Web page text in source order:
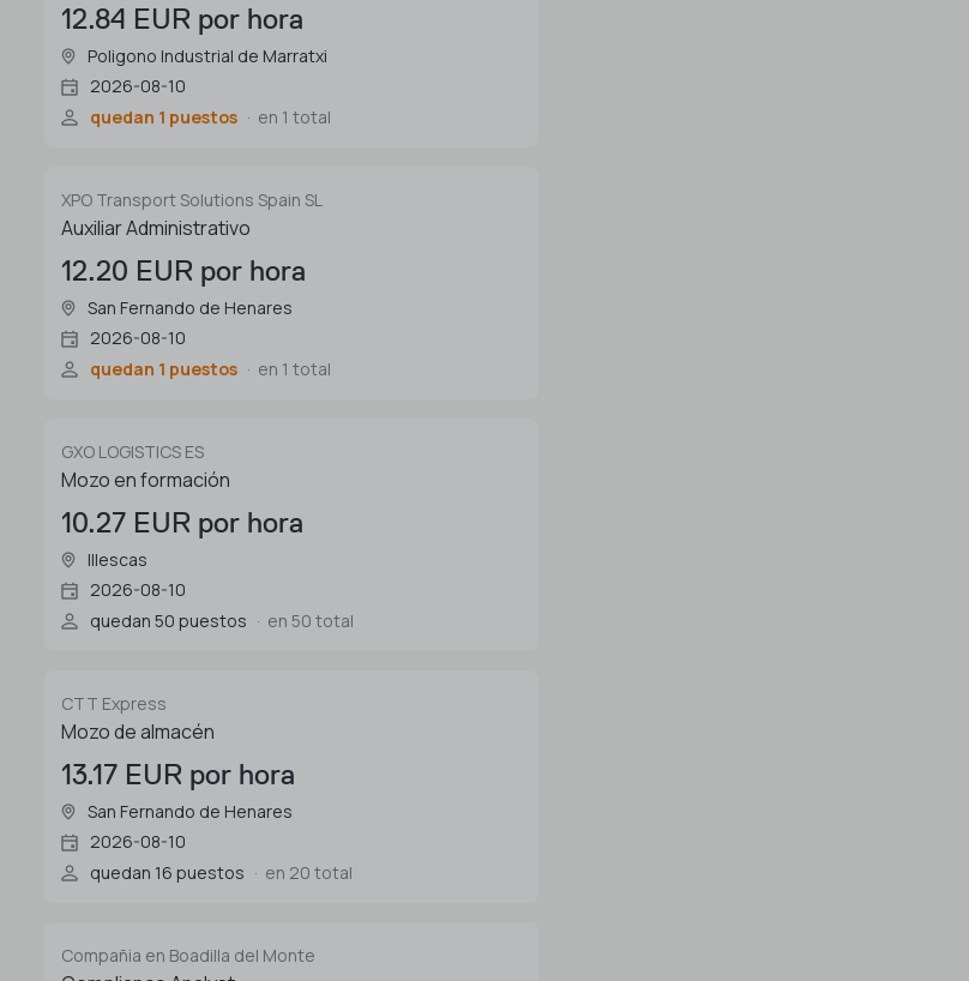
12.84 EUR por hora
Poligono Industrial de Marratxi
2026-08-10
quedan 1 puestos
en 1 total
XPO Transport Solutions Spain SL
Auxiliar Administrativo
12.20 EUR por hora
San Fernando de Henares
2026-08-10
quedan 1 puestos
en 1 total
GXO LOGISTICS ES
Mozo en formación
10.27 EUR por hora
Illescas
2026-08-10
quedan 50 puestos
en 50 total
CTT Express
Mozo de almacén
13.17 EUR por hora
San Fernando de Henares
2026-08-10
quedan 16 puestos
en 20 total
Compañia en Boadilla del Monte